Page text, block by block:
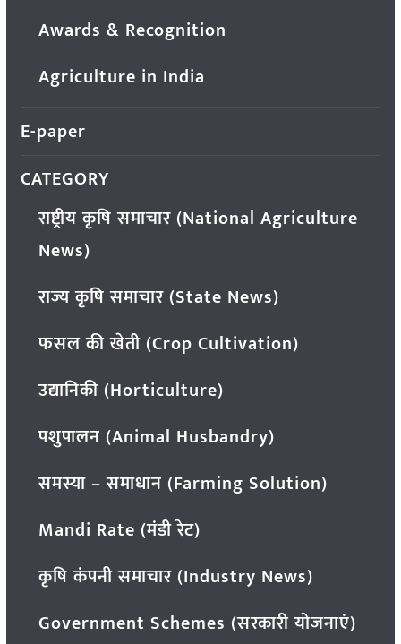
Awards & Recognition
Agriculture in India
E-paper
CATEGORY
राष्ट्रीय कृषि समाचार (National Agriculture
News)
राज्य कृषि समाचार (State News)
फसल की खेती (Crop Cultivation)
उद्यानिकी (Horticulture)
पशुपालन (Animal Husbandry)
समस्या – समाधान (Farming Solution)
Mandi Rate (मंडी रेट)
कृषि कंपनी समाचार (Industry News)
Government Schemes (सरकारी योजनाएं)